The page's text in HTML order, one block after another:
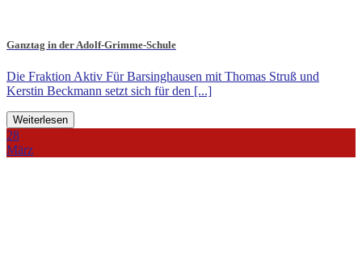
Ganztag in der Adolf-Grimme-Schule
Die Fraktion Aktiv Für Barsinghausen mit Thomas Struß und
Kerstin Beckmann setzt sich für den [...]
Weiterlesen
28
März